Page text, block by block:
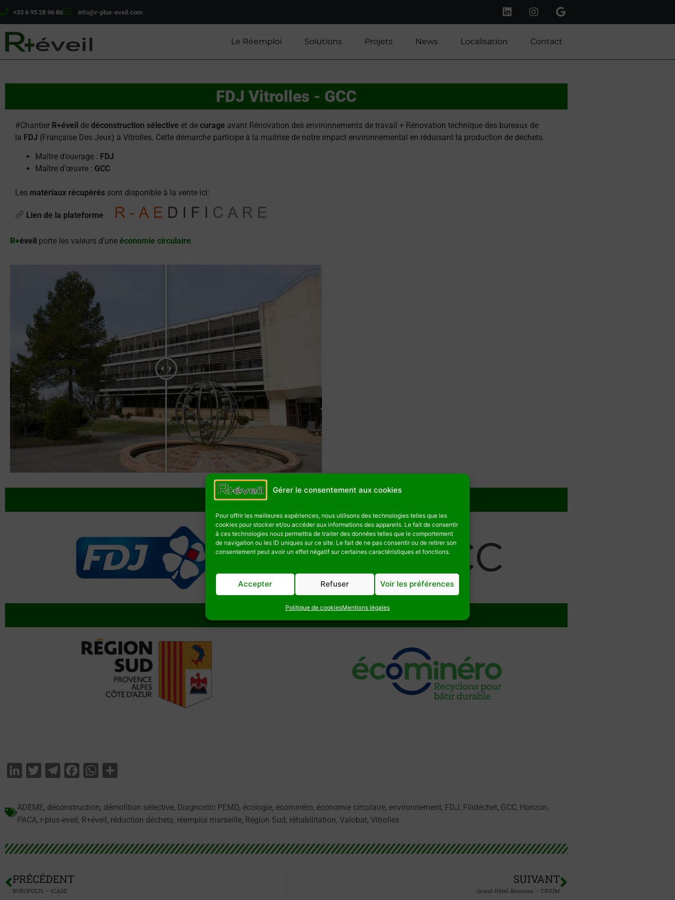
Gérer le consentement aux cookies
Pour offrir les meilleures expériences, nous utilisons des technologies telles que les
cookies pour stocker et/ou accéder aux informations des appareils. Le fait de consentir
à ces technologies nous permettra de traiter des données telles que le comportement
de navigation ou les ID uniques sur ce site. Le fait de ne pas consentir ou de retirer son
consentement peut avoir un effet négatif sur certaines caractéristiques et fonctions.
Accepter Refuser Voir les préférences
Politique de cookiesMentions légales
+33 6 95 28 96 86 info@r-plus-eveil.com
Le Réemploi Solutions Projets News Localisation Contact
FDJ Vitrolles - GCC
#Chantier R+éveil de déconstruction sélective et de curage avant Rénovation des environnements de travail + Rénovation technique des bureaux de
la FDJ (Française Des Jeux) à Vitrolles. Cette démarche participe à la maitrise de notre impact environnemental en réduisant la production de déchets.
Maître d’ouvrage : FDJ
Maître d’œuvre : GCC
Les matériaux récupérés sont disponible à la vente ici:
Lien de la plateforme
R+éveil porte les valeurs d’une économie circulaire.
MOA | MOE
Avec le soutien
LinkedInTwitter TelegramFacebookWhatsApp
ADEME, déconstruction, démolition sélective, Diagnostic PEMD, écologie, écominéro, économie circulaire, environnement, FDJ, Filidéchet, GCC, Horizon,
PACA, r-plus-eveil, R+éveil, réduction déchets, réemploi marseille, Région Sud, réhabilitation, Valobat, Vitrolles
PRÉCÉDENT
BUROPOLIS – ICADE
SUIVANT
Grand Hôtel Beauvau – TRIUM